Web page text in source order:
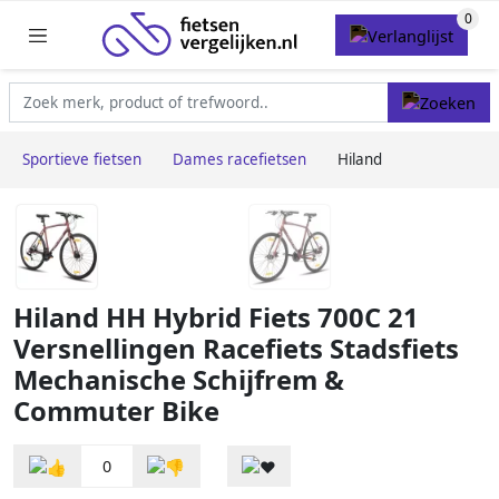
Sportieve fietsen Dames racefietsen Hiland
Hiland HH Hybrid Fiets 700C 21
Versnellingen Racefiets Stadsfiets
Mechanische Schijfrem &
Commuter Bike
0